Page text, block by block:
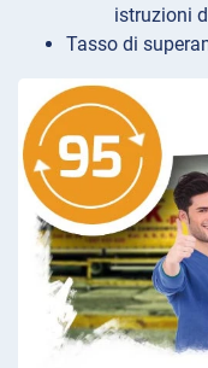
istruzioni
Tasso di